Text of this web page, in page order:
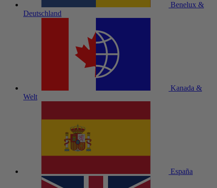
Benelux &
Deutschland
Kanada &
Welt
España